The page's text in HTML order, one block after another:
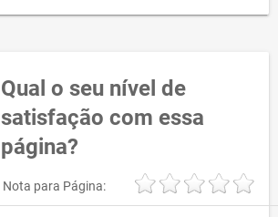
Qual o seu nível de
satisfação com essa
página?
Nota para Página: